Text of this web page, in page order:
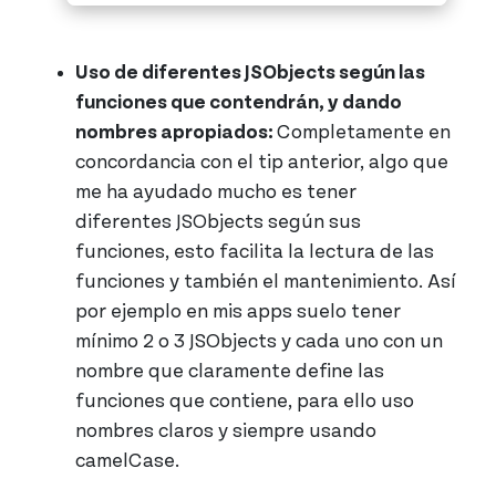
Uso de diferentes JSObjects según las
funciones que contendrán, y dando
nombres apropiados: Completamente en
concordancia con el tip anterior, algo que
me ha ayudado mucho es tener
diferentes JSObjects según sus
funciones, esto facilita la lectura de las
funciones y también el mantenimiento. Así
por ejemplo en mis apps suelo tener
mínimo 2 o 3 JSObjects y cada uno con un
nombre que claramente define las
funciones que contiene, para ello uso
nombres claros y siempre usando
camelCase.